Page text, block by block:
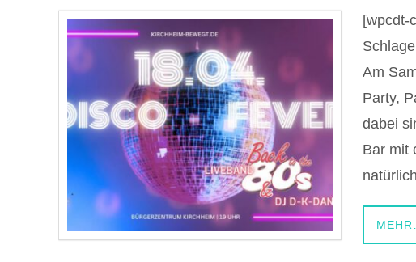
[wpcdt-
Am
Party,
dabei
Bar mit